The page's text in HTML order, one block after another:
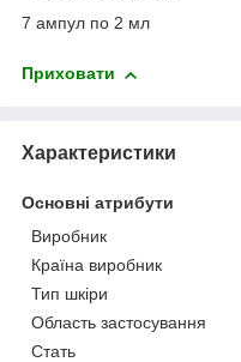
7 ампул по 2 мл
Приховати
Характеристики
Основні атрибути
Виробник
Країна виробник
Тип шкіри
Область застосування
Стать